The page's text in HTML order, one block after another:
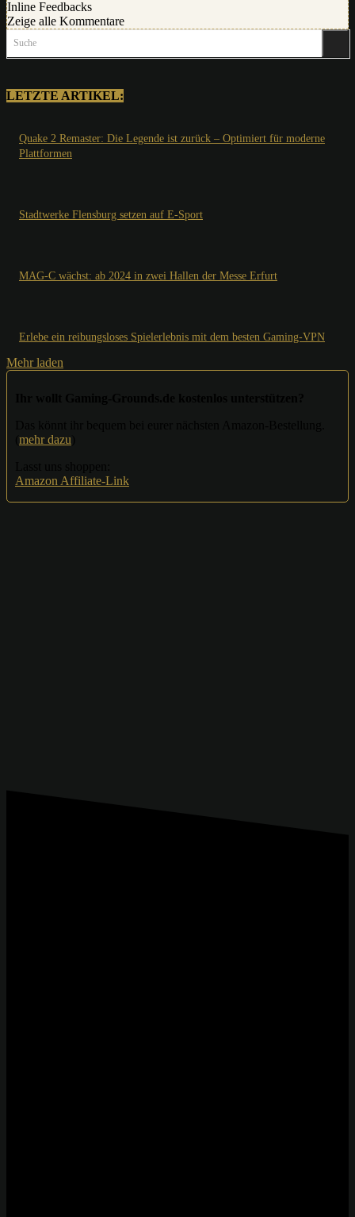
Inline Feedbacks
Zeige alle Kommentare
Suche
LETZTE ARTIKEL:
Quake 2 Remaster: Die Legende ist zurück – Optimiert für moderne
Plattformen
Stadtwerke Flensburg setzen auf E-Sport
MAG-C wächst: ab 2024 in zwei Hallen der Messe Erfurt
Erlebe ein reibungsloses Spielerlebnis mit dem besten Gaming-VPN
Mehr laden
mehr dazu
Amazon Affiliate-Link